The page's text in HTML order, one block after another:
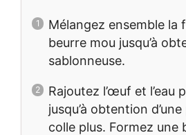
Mélangez ensemble la
beurre mou jusqu’à
sablonneuse.
Rajoutez l’œuf et l’eau
jusqu’à obtention
colle plus. Formez une